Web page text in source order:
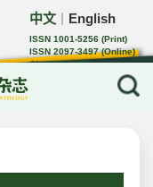
中文 English
ISSN 1001-5256 (Print)
ISSN 2097-3497 (Online)
CN 22-1108/R